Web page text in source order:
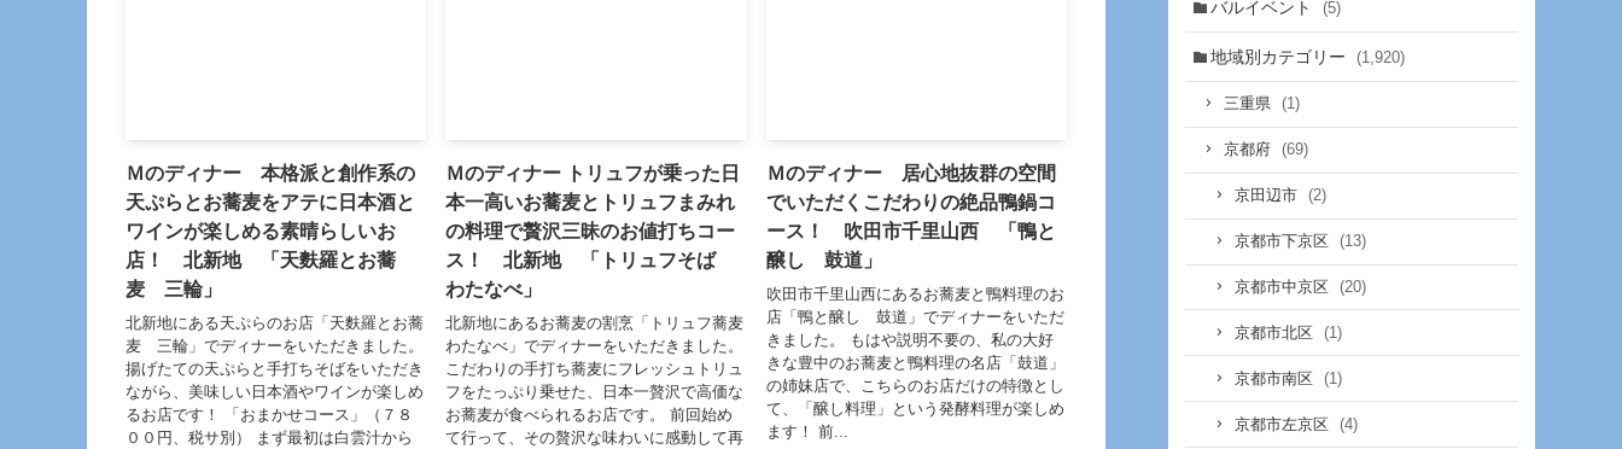
Ｍのディナー 本格派と創作系の
天ぷらとお蕎麦をアテに日本酒と
ワインが楽しめる素晴らしいお
店！ 北新地 「天麩羅とお蕎
麦 三輪」
北新地にある天ぷらのお店「天麩羅とお蕎
麦 三輪」でディナーをいただきました。
揚げたての天ぷらと手打ちそばをいただき
ながら、美味しい日本酒やワインが楽しめ
るお店です！ 「おまかせコース」（７８
００円、税サ別） まず最初は白雲汁から
Ｍのディナー トリュフが乗った日
本一高いお蕎麦とトリュフまみれ
の料理で贅沢三昧のお値打ちコー
ス！ 北新地 「トリュフそば
わたなべ」
北新地にあるお蕎麦の割烹「トリュフ蕎麦
わたなべ」でディナーをいただきました。
こだわりの手打ち蕎麦にフレッシュトリュ
フをたっぷり乗せた、日本一贅沢で高価な
お蕎麦が食べられるお店です。 前回始め
て行って、その贅沢な味わいに感動して再
Ｍのディナー 居心地抜群の空間
でいただくこだわりの絶品鴨鍋コ
ース！ 吹田市千里山西 「鴨と
醸し 鼓道」
吹田市千里山西にあるお蕎麦と鴨料理のお
店「鴨と醸し 鼓道」でディナーをいただ
きました。 もはや説明不要の、私の大好
きな豊中のお蕎麦と鴨料理の名店「鼓道」
の姉妹店で、こちらのお店だけの特徴とし
て、「醸し料理」という発酵料理が楽しめ
ます！ 前...
バルイベント (5)
地域別カテゴリー (1,920)
三重県 (1)
京都府 (69)
京田辺市 (2)
京都市下京区 (13)
京都市中京区 (20)
京都市北区 (1)
京都市南区 (1)
京都市左京区 (4)